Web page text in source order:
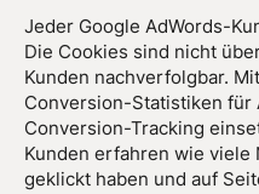
Jeder Google AdWords-
Die Cookies sind nicht
Kunden nachverfolgbar.
Conversion-Statistiken für
Conversion-Tracking
Kunden erfahren wie viele
geklickt haben und auf